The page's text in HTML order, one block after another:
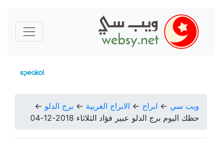
ويب سي ← ابراج ← الابراج الغربية ← برج الدلو ←
حظك اليوم برج الدلو عبير فؤاد الثلاثاء 2018-12-04